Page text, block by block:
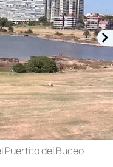
Puertito del Buceo